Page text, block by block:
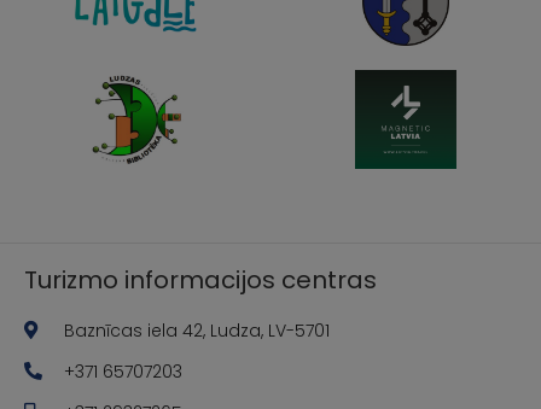
Turizmo informacijos centras
Baznīcas iela 42, Ludza, LV-5701
+371 65707203